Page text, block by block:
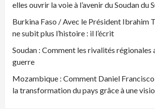
elles ouvrir la voie à l’avenir du Soudan du
Burkina Faso / Avec le Président Ibrahim
ne subit plus l’histoire : il l’écrit
Soudan : Comment les rivalités régionales
guerre
Mozambique : Comment Daniel
la transformation du pays grâce à une